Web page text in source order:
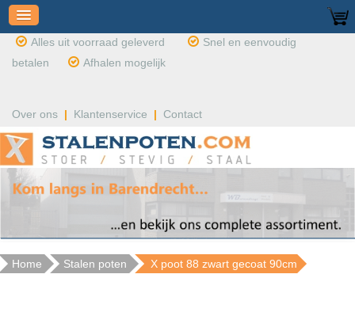
Alles uit voorraad geleverd
Snel en eenvoudig
betalen
Afhalen mogelijk
Over ons | Klantenservice | Contact
Home Stalen poten X poot 88 zwart gecoat 90cm